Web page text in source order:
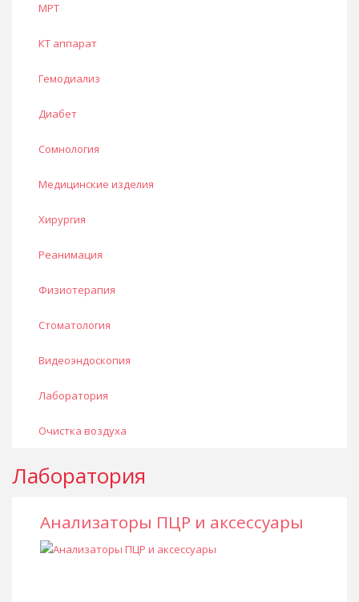
МРТ
КТ аппарат
Гемодиализ
Диабет
Сомнология
Медицинские изделия
Хирургия
Реанимация
Физиотерапия
Стоматология
Видеоэндоскопия
Лаборатория
Очистка воздуха
Лаборатория
Анализаторы ПЦР и аксессуары